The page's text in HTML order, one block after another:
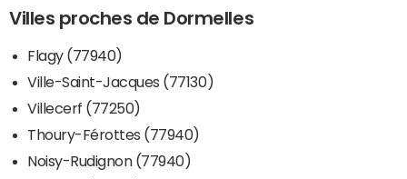
Villes proches de Dormelles
Flagy (77940)
Ville-Saint-Jacques (77130)
Villecerf (77250)
Thoury-Férottes (77940)
Noisy-Rudignon (77940)